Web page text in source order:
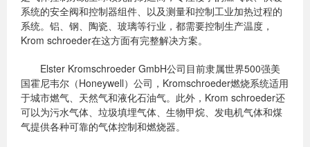
系统的安全阀和控制器组件、以及测量和控制工业加热过程的
系统。铝、钢、陶瓷、玻璃等行业，都需要控制生产温度，
Krom schroeder在这方面有完整解决方案。
Elster Kromschroeder GmbH公司目前隶属世界500强美
国霍尼韦尔（Honeywell）公司，Kromschroeder燃烧系统适用
于城市燃气、天然气和液化石油气。此外，Krom schroeder还
可以为污水气体、垃圾填埋气体、生物甲烷、发电机气体和煤
气提供各种可靠的气体控制和燃烧器。